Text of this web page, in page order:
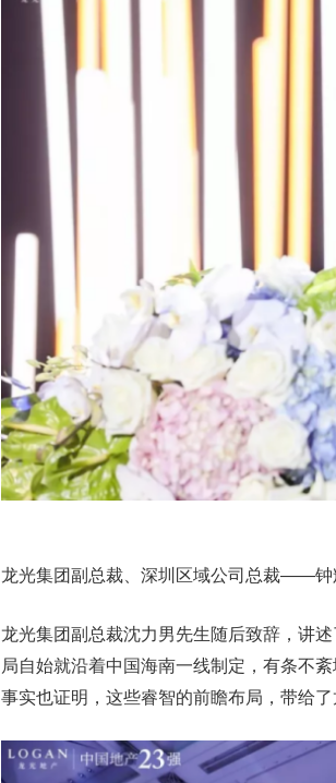
龙光集团副总裁、深圳区域公司总裁——钟
龙光集团副总裁沈力男先生随后致辞，讲
局自始就沿着中国海南一线制定，有条不
事实也证明，这些睿智的前瞻布局，带给